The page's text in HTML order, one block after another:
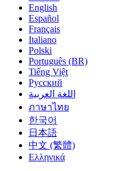
English
Español
Français
Italiano
Polski
Português (BR)
Tiếng Việt
Русский
اللغة العربية
ภาษาไทย
한국어
日本語
中文 (繁體)
Ελληνικά